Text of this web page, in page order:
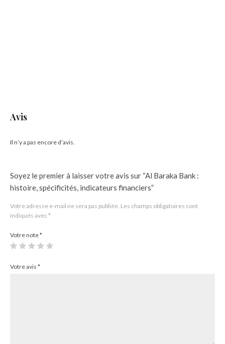
Avis
Il n’y a pas encore d’avis.
Soyez le premier à laisser votre avis sur “Al Baraka Bank :
histoire, spécificités, indicateurs financiers”
Votre adresse e-mail ne sera pas publiée. Les champs obligatoires sont
indiqués avec*
Votre note*
Votre avis *